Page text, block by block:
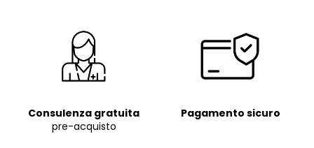
Consulenza gratuita
pre-acquisto
Pagamento sicuro